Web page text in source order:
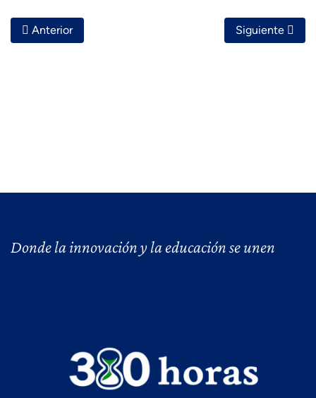
Artículo Anterior: Editores De Video Y Audio Para
Anterior Artículo
Siguiente
Donde la innovación y la educación se unen